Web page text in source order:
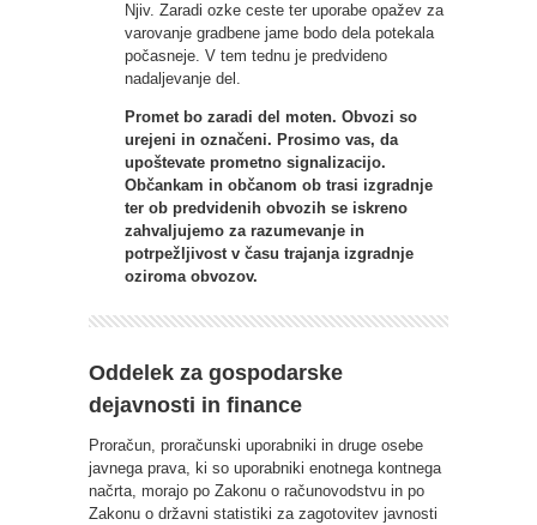
Njiv. Zaradi ozke ceste ter uporabe opažev za
varovanje gradbene jame bodo dela potekala
počasneje. V tem tednu je predvideno
nadaljevanje del.
Promet bo zaradi del moten. Obvozi so
urejeni in označeni. Prosimo vas, da
upoštevate prometno signalizacijo.
Občankam in občanom ob trasi izgradnje
ter ob predvidenih obvozih se iskreno
zahvaljujemo za razumevanje in
potrpežljivost v času trajanja izgradnje
oziroma obvozov.
Oddelek za gospodarske
dejavnosti in finance
Proračun, proračunski uporabniki in druge osebe
javnega prava, ki so uporabniki enotnega kontnega
načrta, morajo po Zakonu o računovodstvu in po
Zakonu o državni statistiki za zagotovitev javnosti